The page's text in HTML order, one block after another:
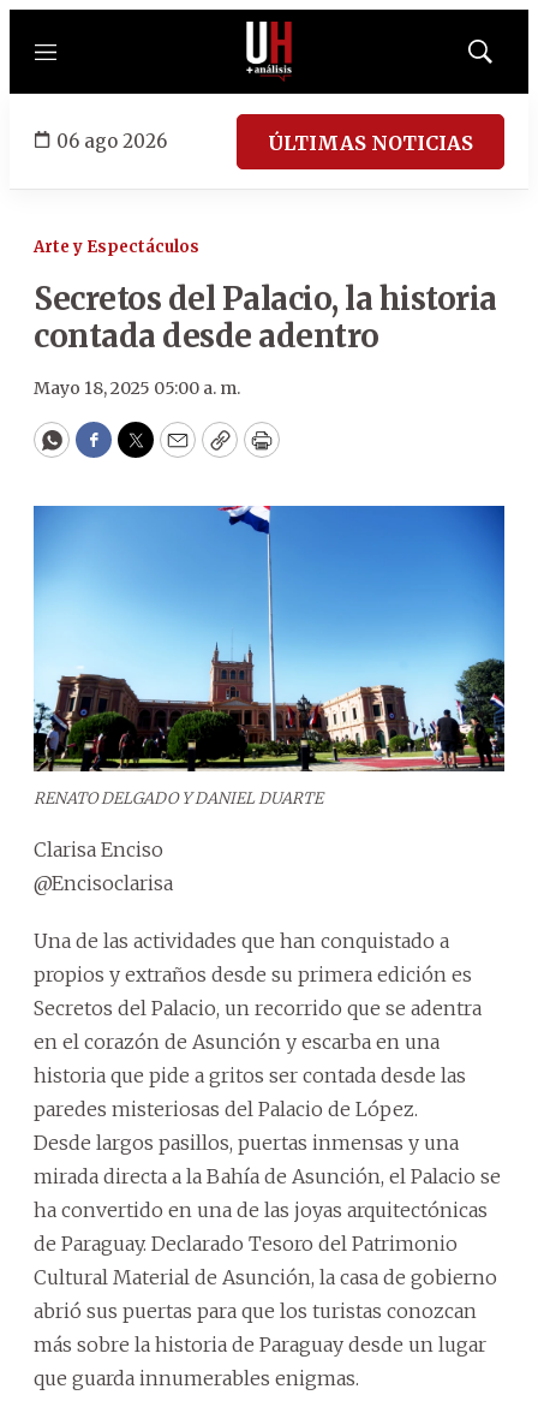
Menú
Mostrar
06 ago 2026 ÚLTIMAS NOTICIAS
Arte y Espectáculos
Secretos del Palacio, la historia
contada desde adentro
Mayo 18, 2025 05:00 a. m.
WhatsApp
Facebook
Twitter
EmailCopyPrint
RENATO DELGADO Y DANIEL DUARTE
Clarisa Enciso
@Encisoclarisa
Una de las actividades que han conquistado a
propios y extraños desde su primera edición es
Secretos del Palacio, un recorrido que se adentra
en el corazón de Asunción y escarba en una
historia que pide a gritos ser contada desde las
paredes misteriosas del Palacio de López.
Desde largos pasillos, puertas inmensas y una
mirada directa a la Bahía de Asunción, el Palacio se
ha convertido en una de las joyas arquitectónicas
de Paraguay. Declarado Tesoro del Patrimonio
Cultural Material de Asunción, la casa de gobierno
abrió sus puertas para que los turistas conozcan
más sobre la historia de Paraguay desde un lugar
que guarda innumerables enigmas.